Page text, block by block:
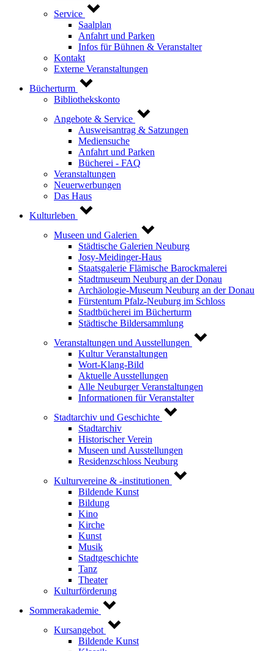
Service
Saalplan
Anfahrt und Parken
Infos für Bühnen & Veranstalter
Kontakt
Externe Veranstaltungen
Bücherturm
Bibliothekskonto
Angebote & Service
Ausweisantrag & Satzungen
Mediensuche
Anfahrt und Parken
Bücherei - FAQ
Veranstaltungen
Neuerwerbungen
Das Haus
Kulturleben
Museen und Galerien
Städtische Galerien Neuburg
Josy-Meidinger-Haus
Staatsgalerie Flämische Barockmalerei
Stadtmuseum Neuburg an der Donau
Archäologie-Museum Neuburg an der Donau
Fürstentum Pfalz-Neuburg im Schloss
Stadtbücherei im Bücherturm
Städtische Bildersammlung
Veranstaltungen und Ausstellungen
Kultur Veranstaltungen
Wort-Klang-Bild
Aktuelle Ausstellungen
Alle Neuburger Veranstaltungen
Informationen für Veranstalter
Stadtarchiv und Geschichte
Stadtarchiv
Historischer Verein
Museen und Ausstellungen
Residenzschloss Neuburg
Kulturvereine & -institutionen
Bildende Kunst
Bildung
Kino
Kirche
Kunst
Musik
Stadtgeschichte
Tanz
Theater
Kulturförderung
Sommerakademie
Kursangebot
Bildende Kunst